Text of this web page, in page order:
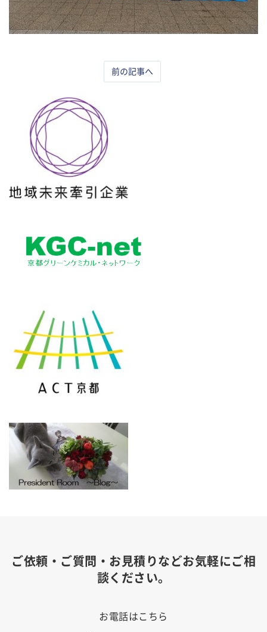
前の記事へ
ご依頼・ご質問・お見積りなどお気軽にご相
談ください。
お電話はこちら